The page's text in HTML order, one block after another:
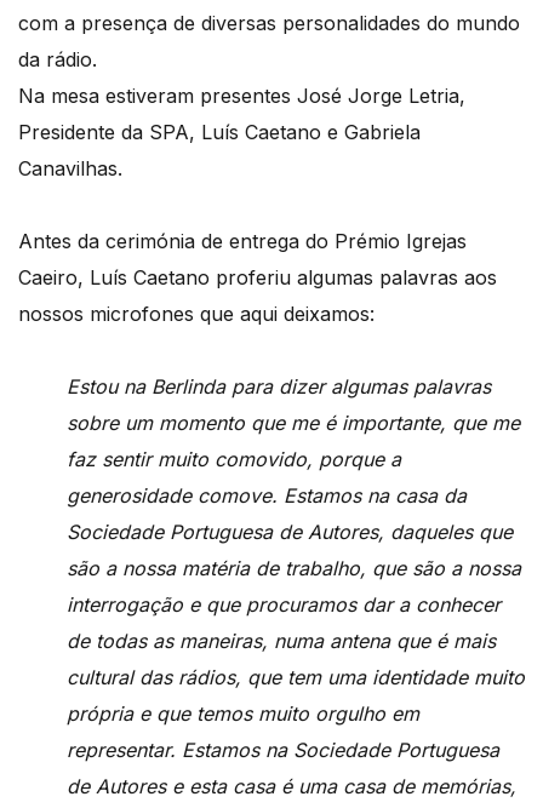
com a presença de diversas personalidades do mundo
da rádio.
Na mesa estiveram presentes José Jorge Letria,
Presidente da SPA, Luís Caetano e Gabriela
Canavilhas.
Antes da cerimónia de entrega do Prémio Igrejas
Caeiro, Luís Caetano proferiu algumas palavras aos
nossos microfones que aqui deixamos:
Estou na Berlinda para dizer algumas palavras
sobre um momento que me é importante, que me
faz sentir muito comovido, porque a
generosidade comove. Estamos na casa da
Sociedade Portuguesa de Autores, daqueles que
são a nossa matéria de trabalho, que são a nossa
interrogação e que procuramos dar a conhecer
de todas as maneiras, numa antena que é mais
cultural das rádios, que tem uma identidade muito
própria e que temos muito orgulho em
representar. Estamos na Sociedade Portuguesa
de Autores e esta casa é uma casa de memórias,